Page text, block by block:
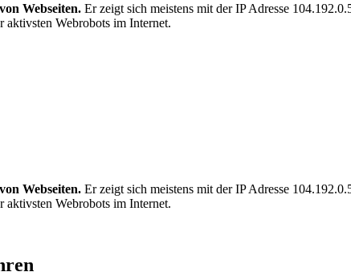
Webseiten. Er zeigt sich meistens mit der IP Adresse
Webrobots im Internet.
Webseiten. Er zeigt sich meistens mit der IP Adresse
Webrobots im Internet.